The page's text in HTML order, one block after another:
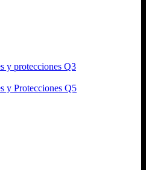
y protecciones Q3
y Protecciones Q5